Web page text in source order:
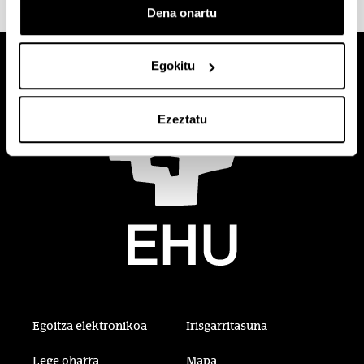
Dena onartu
Egokitu
Ezeztatu
Egoitza elektronikoa Irisgarritasuna
Lege oharra Mapa